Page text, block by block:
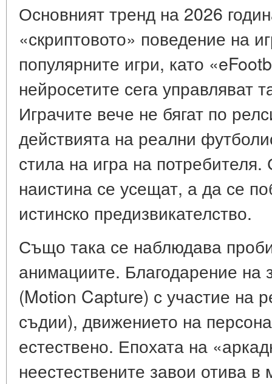
Основният тренд на 2026
«скриптовото» поведение на
популярните игри, като
нейросетите сега управляват
Играчите вече не бягат по
действията на реални
стила на игра на
наистина се усещат, а да се
истинско предизвикателство.
Също така се наблюдава
анимациите. Благодарение на
(Motion Capture) с участие на
съдии), движението на
естествено. Епохата на
неестествените завои отива в